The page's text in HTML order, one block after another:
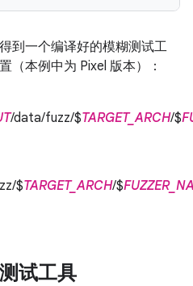
到一个编译好的模糊测试工
（本例中为 Pixel 版本）：
/data/fuzz/$TARGET_ARCH/$
$TARGET_ARCH/$
试工具